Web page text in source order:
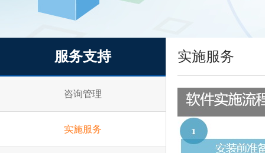
服务支持
咨询管理
实施服务
实施服务